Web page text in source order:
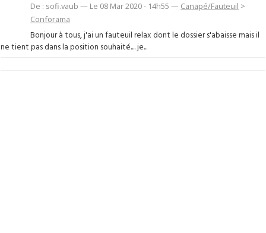
De : sofi.vaub — Le 08 Mar 2020 - 14h55 — Canapé/Fauteuil >
Conforama
Bonjour à tous, j'ai un fauteuil relax dont le dossier s'abaisse mais il
ne tient pas dans la position souhaité.... je...